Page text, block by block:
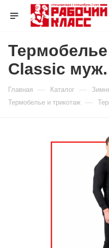
Classic муж.
Главная — Каталог —
Термобелье и трикотаж —